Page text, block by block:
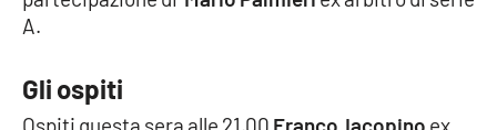
Ambiente
Cronaca
A.
Gli ospiti
Ospiti questa sera alle 21.00 Franco Iacopino ex